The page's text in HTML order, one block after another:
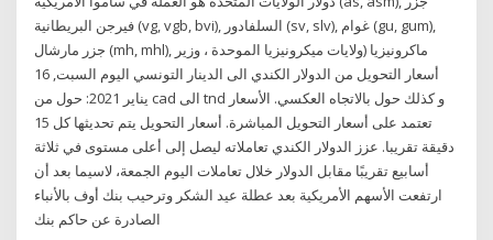
فيرجن البريطانية (vg, vgb, bvi), السلفادور (sv, slv), غوام (gu, gum),
جزر مارشال (mh, mhl), ماكرونيزيا (ولايات ميكرونيزيا الموحدة ، وزير
أسعار التحويل من الدولار الكندي الى الدينار التونسي اليوم السبت, 16
يناير 2021: حول من cad الى tnd و كذلك حول بالاتجاه العكسي. الأسعار
تعتمد على أسعار التحويل المباشرة. أسعار التحويل يتم تحديثها كل 15
دقيقة تقريبا. عزز الدولار الكندي تعاملاته ليصل إلى أعلى مستوى في ثلاثة
أسابيع تقريبًا مقابل الدولار خلال تعاملات اليوم الجمعة، لاسيما بعد أن
ارتفعت الأسهم الأمريكية بعد عطلة عيد الشكر وترحيب بنك أوف بالأنباء
الصادرة عن حاكم بنك